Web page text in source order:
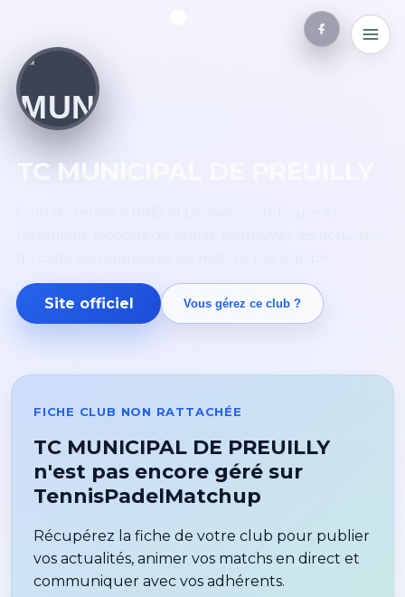
TC MUNICIPAL DE PREUILLY
Site officiel Vous gérez ce club ?
FICHE CLUB NON RATTACHÉE
TC MUNICIPAL DE PREUILLY
n'est pas encore géré sur
TennisPadelMatchup
Récupérez la fiche de votre club pour publier
vos actualités, animer vos matchs en direct et
communiquer avec vos adhérents.